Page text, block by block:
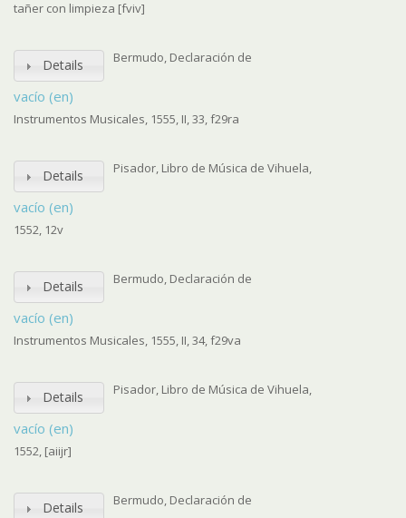
tañer con limpieza [fviv]
Details
vacío (en)
Bermudo, Declaración de
Instrumentos Musicales, 1555, II, 33, f29ra
Details
vacío (en)
Pisador, Libro de Música de Vihuela,
1552, 12v
Details
vacío (en)
Bermudo, Declaración de
Instrumentos Musicales, 1555, II, 34, f29va
Details
vacío (en)
Pisador, Libro de Música de Vihuela,
1552, [aiijr]
Details Bermudo, Declaración de